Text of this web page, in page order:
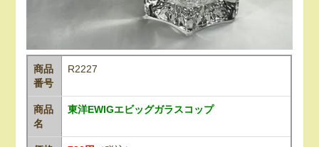
商品
番号
R2227
商品
名
東洋EWIGエビッグガラスコップ